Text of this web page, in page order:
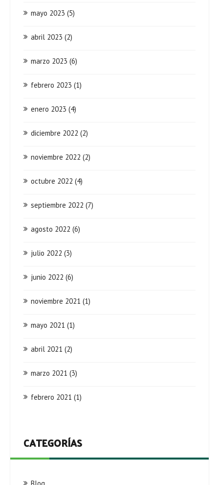
mayo 2023 (5)
abril 2023 (2)
marzo 2023 (6)
febrero 2023 (1)
enero 2023 (4)
diciembre 2022 (2)
noviembre 2022 (2)
octubre 2022 (4)
septiembre 2022 (7)
agosto 2022 (6)
julio 2022 (3)
junio 2022 (6)
noviembre 2021 (1)
mayo 2021 (1)
abril 2021 (2)
marzo 2021 (3)
febrero 2021 (1)
CATEGORÍAS